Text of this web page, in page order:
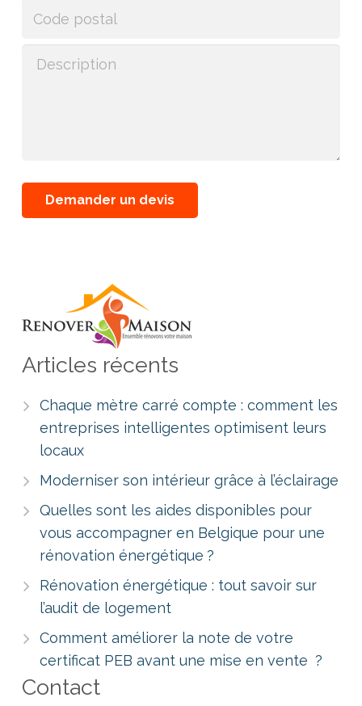
Articles récents
Chaque mètre carré compte : comment les
entreprises intelligentes optimisent leurs
locaux
Moderniser son intérieur grâce à l’éclairage
Quelles sont les aides disponibles pour
vous accompagner en Belgique pour une
rénovation énergétique ?
Rénovation énergétique : tout savoir sur
l’audit de logement
Comment améliorer la note de votre
certificat PEB avant une mise en vente ?
Contact